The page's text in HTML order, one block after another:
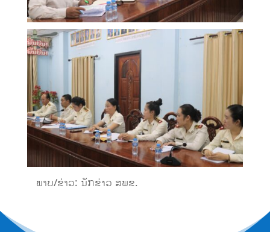
ພາບ/ຂ່າວ: ນັກຂ່າວ ສພຂ.